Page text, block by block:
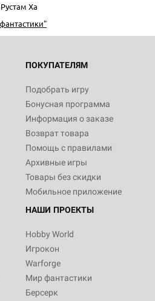
Ха
ПОКУПАТЕЛЯМ
Подобрать игру
Бонусная программа
Информация о заказе
Возврат товара
Помощь с правилами
Архивные игры
Товары без скидки
Мобильное приложение
НАШИ ПРОЕКТЫ
Hobby World
Игрокон
Warforge
Мир фантастики
Берсерк